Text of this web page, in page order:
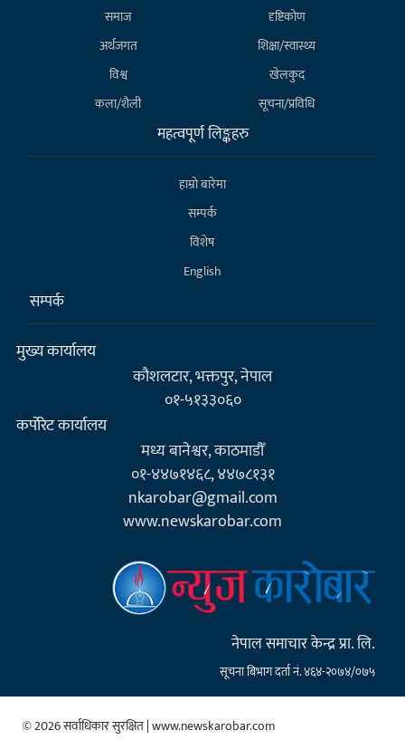
समाज
दृष्टिकोण
अर्थजगत
शिक्षा/स्वास्थ्य
विश्व
खेलकुद
कला/शैली
सूचना/प्रविधि
महत्वपूर्ण लिङ्कहरु
हाम्राे बारेमा
सम्पर्क
विशेष
English
सम्पर्क
मुख्य कार्यालय
कौशलटार, भक्तपुर, नेपाल
०१-५१३३०६०
कर्पाेरेट कार्यालय
मध्य बानेश्वर, काठमाडौँ
०१-४४७१४६८, ४४७८१३१
nkarobar@gmail.com
www.newskarobar.com
नेपाल समाचार केन्द्र प्रा. लि.
सूचना बिभाग दर्ता नं. ४६४-२०७४/०७५
© 2026 सर्वाधिकार सुरक्षित | www.newskarobar.com